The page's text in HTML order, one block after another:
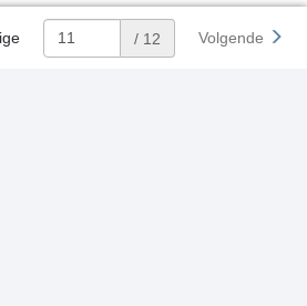
/ 12 Volgende